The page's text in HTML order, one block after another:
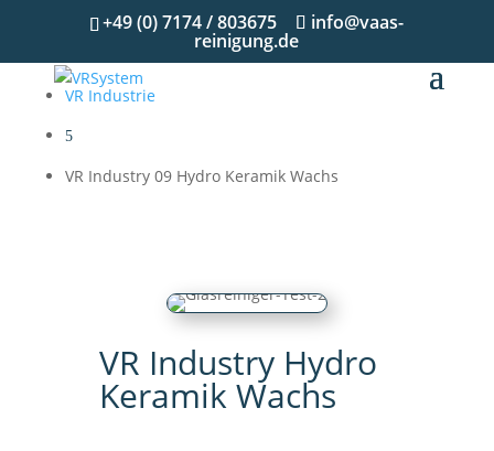
+49 (0) 7174 / 803675 info@vaas-
reinigung.de
Start
VR Industrie
VR Industry 09 Hydro Keramik Wachs
VR Industry Hydro
Keramik Wachs